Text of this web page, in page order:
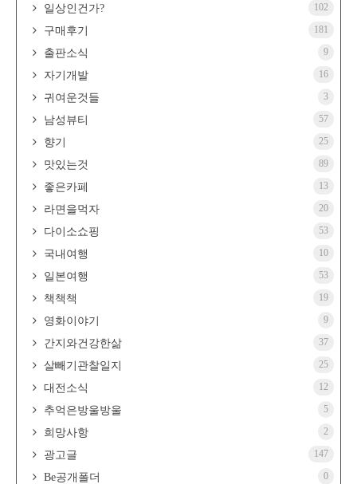
일상인건가? 102
구매후기 181
출판소식 9
자기개발 16
귀여운것들 3
남성뷰티 57
향기 25
맛있는것 89
좋은카페 13
라면을먹자 20
다이소쇼핑 53
국내여행 10
일본여행 53
책책책 19
영화이야기 9
간지와건강한삶 37
살빼기관찰일지 25
대전소식 12
추억은방울방울 5
희망사항 2
광고글 147
Be공개폴더 0